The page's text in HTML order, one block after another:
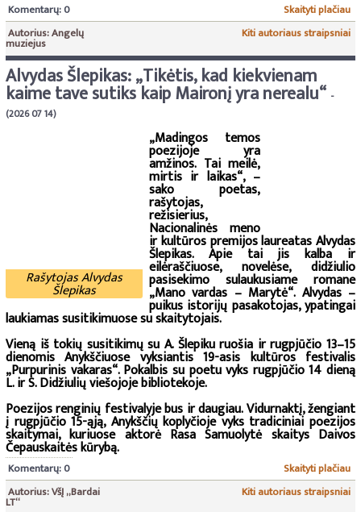
Skaityti plačiau
Komentarų: 0
Kiti autoriaus straipsniai
Autorius: Angelų
muziejus
Alvydas Šlepikas: „Tikėtis, kad kiekvienam
kaime tave sutiks kaip Maironį yra nerealu“ -
(2026 07 14)
Rašytojas Alvydas
Šlepikas
„Madingos temos
poezijoje yra
amžinos. Tai meilė,
mirtis ir laikas“, –
sako poetas,
rašytojas,
režisierius,
Nacionalinės meno
ir kultūros premijos laureatas Alvydas
Šlepikas. Apie tai jis kalba ir
eilėraščiuose, novelėse, didžiulio
pasisekimo sulaukusiame romane
„Mano vardas – Marytė“. Alvydas –
puikus istorijų pasakotojas, ypatingai
laukiamas susitikimuose su skaitytojais.
Vieną iš tokių susitikimų su A. Šlepiku ruošia ir rugpjūčio 13–15
dienomis Anykščiuose vyksiantis 19-asis kultūros festivalis
„Purpurinis vakaras“. Pokalbis su poetu vyks rugpjūčio 14 dieną
L. ir S. Didžiulių viešojoje bibliotekoje.
Poezijos renginių festivalyje bus ir daugiau. Vidurnaktį, žengiant
į rugpjūčio 15-ąją, Anykščių koplyčioje vyks tradiciniai poezijos
skaitymai, kuriuose aktorė Rasa Samuolytė skaitys Daivos
Čepauskaitės kūrybą.
Skaityti plačiau
Komentarų: 0
Kiti autoriaus straipsniai
Autorius: VšĮ „Bardai
LT“